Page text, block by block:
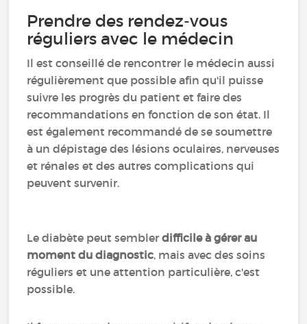
Prendre des rendez-vous
réguliers avec le médecin
Il est conseillé de rencontrer le médecin aussi
régulièrement que possible afin qu'il puisse
suivre les progrès du patient et faire des
recommandations en fonction de son état. Il
est également recommandé de se soumettre
à un dépistage des lésions oculaires, nerveuses
et rénales et des autres complications qui
peuvent survenir.
Le diabète peut semblerdifficile à gérer au
moment du diagnostic, mais avec des soins
réguliers et une attention particulière, c'est
possible.